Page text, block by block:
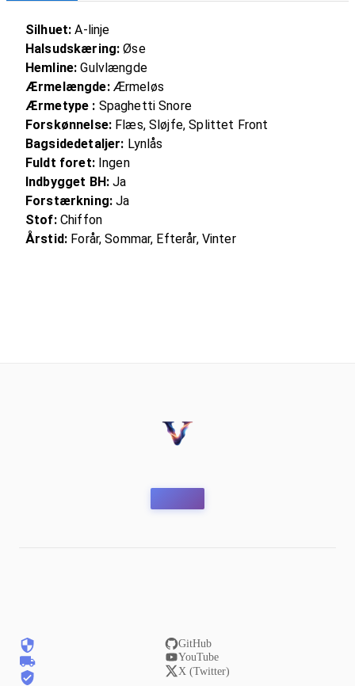
Silhuet: A-linje
Halsudskæring: Øse
Hemline: Gulvlængde
Ærmelængde:Ærmeløs
Ærmetype : Spaghetti Snore
Forskønnelse:Flæs, Sløjfe, Splittet Front
Bagsidedetaljer: Lynlås
Fuldt foret:Ingen
Indbygget BH:Ja
Forstærkning:Ja
Stof:Chiffon
Årstid: Forår, Sommar, Efterår, Vinter
GitHub
YouTube
X (Twitter)